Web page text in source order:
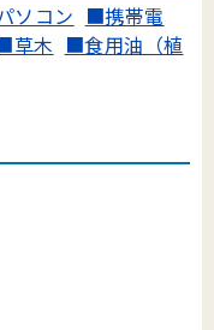
ソコン ■携帯電
草木 ■食用油（植